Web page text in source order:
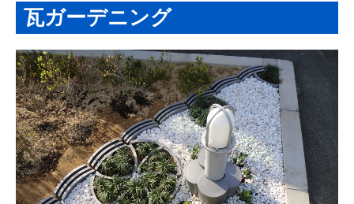
ご契約までの流れ
瓦雑貨・瓦の販売
瓦コースター
いぶしBaby
瓦販売
瓦ガーデニング